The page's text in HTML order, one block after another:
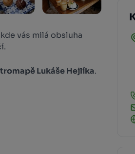
vás milá obsluha
Lukáše Hejlíka.